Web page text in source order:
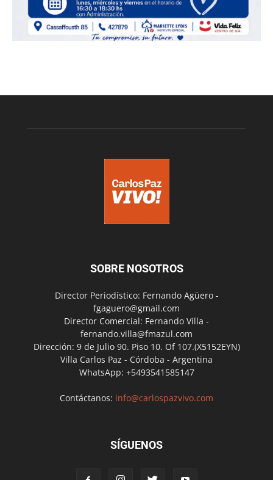
SOBRE NOSOTROS
Director Periodístico: Fernando Agüero -
fgaguero@gmail.com
Director Comercial: Fernando Villa -
fernando.villa@fmazul.com
Dirección: 9 de Julio 90. Piso 10. Of 107.(X5152EYN)
Villa Carlos Paz - Córdoba - Argentina
WhatsApp: +5493541585147
Contáctanos: info@carlospazvivo.com
SÍGUENOS